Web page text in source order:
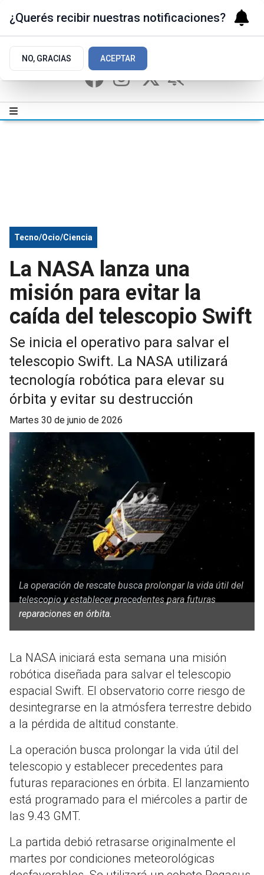
Tecno/Ocio/Ciencia
La NASA lanza una
misión para evitar la
caída del telescopio Swift
Se inicia el operativo para salvar el
telescopio Swift. La NASA utilizará
tecnología robótica para elevar su
órbita y evitar su destrucción
martes 30 de junio de 2026
La operación de rescate busca prolongar la vida útil del
telescopio y establecer precedentes para futuras
reparaciones en órbita.
La NASA iniciará esta semana una misión
robótica diseñada para salvar el telescopio
espacial Swift. El observatorio corre riesgo de
desintegrarse en la atmósfera terrestre debido
a la pérdida de altitud constante.
La operación busca prolongar la vida útil del
telescopio y establecer precedentes para
futuras reparaciones en órbita. El lanzamiento
está programado para el miércoles a partir de
las 9.43 GMT.
La partida debió retrasarse originalmente el
martes por condiciones meteorológicas
¿Querés recibir nuestras notificaciones?
NO, GRACIAS ACEPTAR